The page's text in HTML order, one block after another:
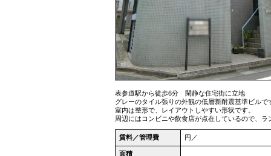
表参道駅から徒歩6分 閑静な住宅街に立地
グレーのタイル張りの外観の低層新耐震基準ビルで
室内は整形で、レイアウトしやすい形状です。
周辺にはコンビニや飲食店が点在しているので、ラ
賃料／管理費 円／
面積